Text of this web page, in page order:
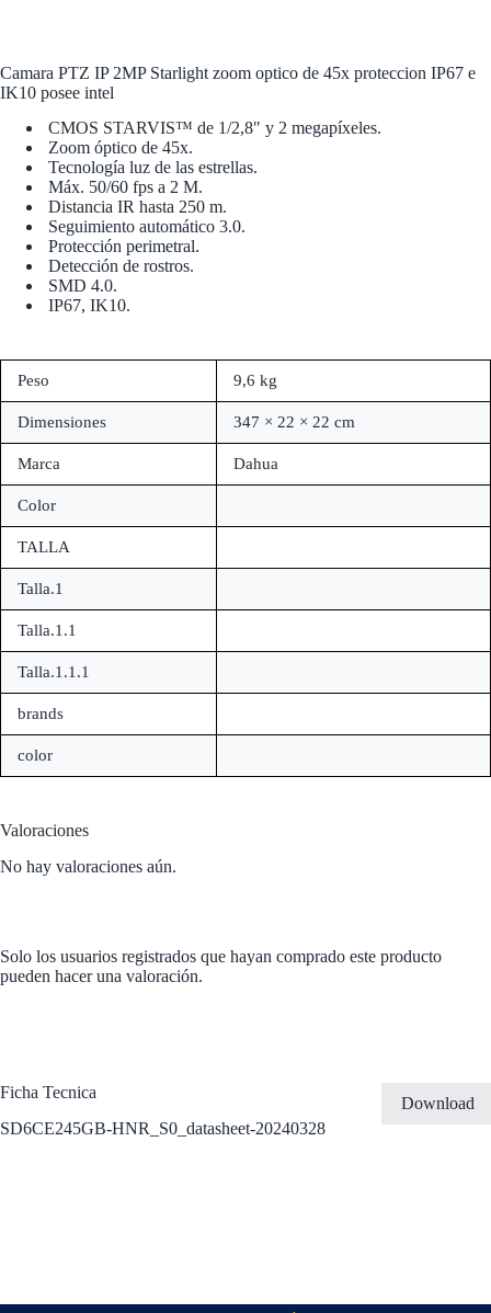
Camara PTZ IP 2MP Starlight zoom optico de 45x proteccion IP67 e
IK10 posee intel
CMOS STARVIS™ de 1/2,8″ y 2 megapíxeles.
Zoom óptico de 45x.
Tecnología luz de las estrellas.
Máx. 50/60 fps a 2 M.
Distancia IR hasta 250 m.
Seguimiento automático 3.0.
Protección perimetral.
Detección de rostros.
SMD 4.0.
IP67, IK10.
Peso 9,6 kg
Dimensiones 347 × 22 × 22 cm
Marca Dahua
Color
TALLA
Talla.1
Talla.1.1
Talla.1.1.1
brands
color
Valoraciones
No hay valoraciones aún.
Solo los usuarios registrados que hayan comprado este producto
pueden hacer una valoración.
Ficha Tecnica
Download
SD6CE245GB-HNR_S0_datasheet-20240328